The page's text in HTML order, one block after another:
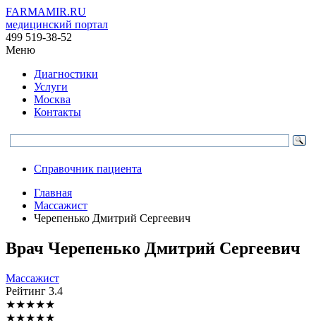
FARMAMIR.RU
медицинский портал
499 519-38-52
Меню
Диагностики
Услуги
Москва
Контакты
Справочник пациента
Главная
Массажист
Черепенько Дмитрий Сергеевич
Врач Черепенько Дмитрий Сергеевич
Массажист
Рейтинг 3.4
★★★★★
★★★★★